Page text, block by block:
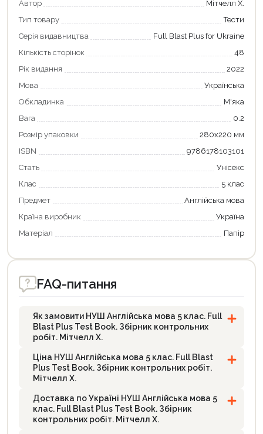
Автор
Мітчелл Х.
Тип товару
Тести
Серія видавництва
Full Blast Plus for Ukraine
Кількість сторінок
48
Рік видання
2022
Мова
Українська
Обкладинка
М'яка
Вага
0.2
Розмір упаковки
280х220 мм
ISBN
9786178103101
Стать
Унісекс
Клас
5 клас
Предмет
Англійська мова
Країна виробник
Україна
Матеріал
Папір
FAQ-питання
Як замовити НУШ Англійська мова 5 клас. Full
Blast Plus Test Book. Збірник контрольних
робіт. Мітчелл Х.
Ціна НУШ Англійська мова 5 клас. Full Blast
Plus Test Book. Збірник контрольних робіт.
Мітчелл Х.
Доставка по Україні НУШ Англійська мова 5
клас. Full Blast Plus Test Book. Збірник
контрольних робіт. Мітчелл Х.